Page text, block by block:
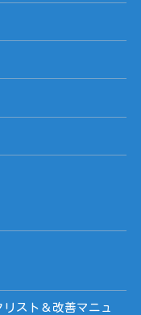
リスト＆改善マニュ